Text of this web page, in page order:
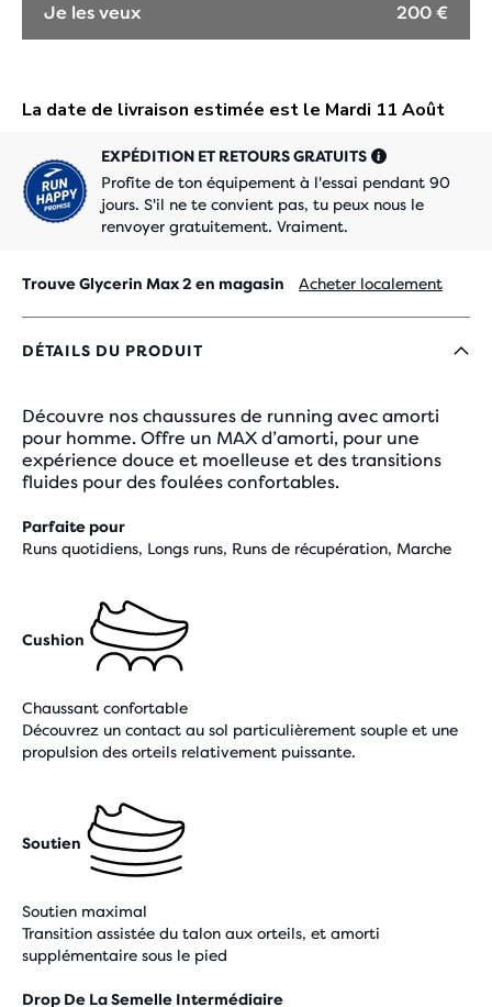
Je les veux 200 €
EXPÉDITION ET RETOURS GRATUITS
Profite de ton équipement à l'essai pendant 90
jours. S'il ne te convient pas, tu peux nous le
renvoyer gratuitement. Vraiment.
Trouve Glycerin Max 2 en magasin Acheter localement
DÉTAILS DU PRODUIT
Découvre nos chaussures de running avec amorti
pour homme. Offre un MAX d’amorti, pour une
expérience douce et moelleuse et des transitions
fluides pour des foulées confortables.
Parfaite pour
Runs quotidiens, Longs runs, Runs de récupération, Marche
Cushion
Chaussant confortable
Découvrez un contact au sol particulièrement souple et une
propulsion des orteils relativement puissante.
Soutien
Soutien maximal
Transition assistée du talon aux orteils, et amorti
supplémentaire sous le pied
Drop De La Semelle Intermédiaire